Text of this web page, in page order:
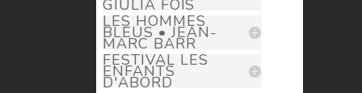
GIULIA FOÏS
LES HOMMES
BLEUS • JEAN-
MARC BARR
FESTIVAL LES
ENFANTS
D'ABORD